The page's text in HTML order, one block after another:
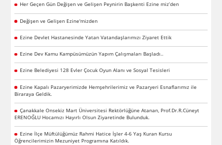
Her Geçen Gün Değişen ve Gelişen Peynirin Başkenti Ezine miz’den
Değişen ve Gelişen Ezine'mizden
Ezine Devlet Hastanesinde Yatan Vatandaşlarımızı Ziyaret Ettik
Ezine Dev Kamu Kampüsümüzün Yapım Çalışmaları Başladı..
Ezine Belediyesi 128 Evler Çocuk Oyun Alanı ve Sosyal Tesisleri
Ezine Kapalı Pazaryerimizde Hemşehrilerimiz ve Pazaryeri Esnaflarımız ile
Biraraya Geldik.
Çanakkale Onsekiz Mart Üniversitesi Rektörlüğüne Atanan, Prof.Dr.R.Cüneyt
ERENOĞLU Hocamızı Hayırlı Olsun Ziyaretinde Bulunduk.
Ezine İlçe Müftülüğümüz Rahmi Hatice İşler 4-6 Yaş Kuran Kursu
Öğrencilerimizin Mezuniyet Programına Katıldık.